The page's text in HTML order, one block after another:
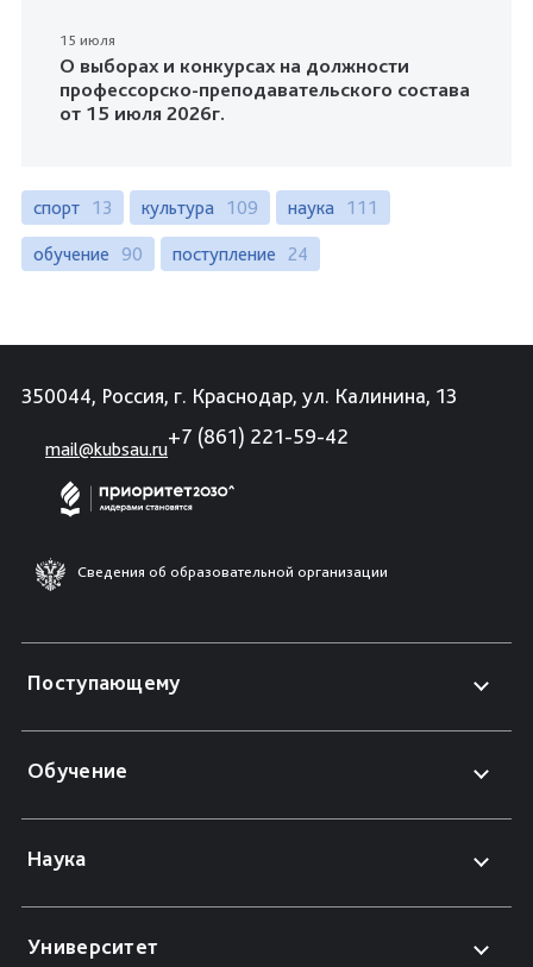
15 июля
О выборах и конкурсах на должности
профессорско-преподавательского состава
от 15 июля 2026г.
спорт 13 культура 109 наука 111
обучение 90 поступление 24
350044, Россия, г. Краснодар, ул. Калинина, 13
mail@kubsau.ru
+7 (861) 221-59-42
Сведения об образовательной организации
Поступающему
Обучение
Наука
Университет